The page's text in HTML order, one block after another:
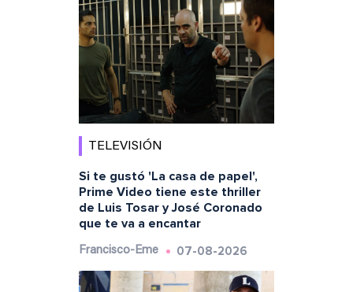
TELEVISIÓN
Si te gustó 'La casa de papel',
Prime Video tiene este thriller
de Luis Tosar y José Coronado
que te va a encantar
Francisco-Eme 07-08-2026